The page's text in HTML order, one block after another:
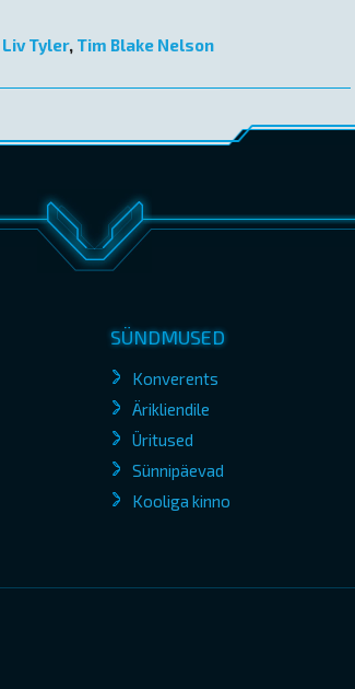
Liv Tyler, Tim Blake Nelson
SÜNDMUSED
Konverents
Ärikliendile
Üritused
Sünnipäevad
Kooliga kinno